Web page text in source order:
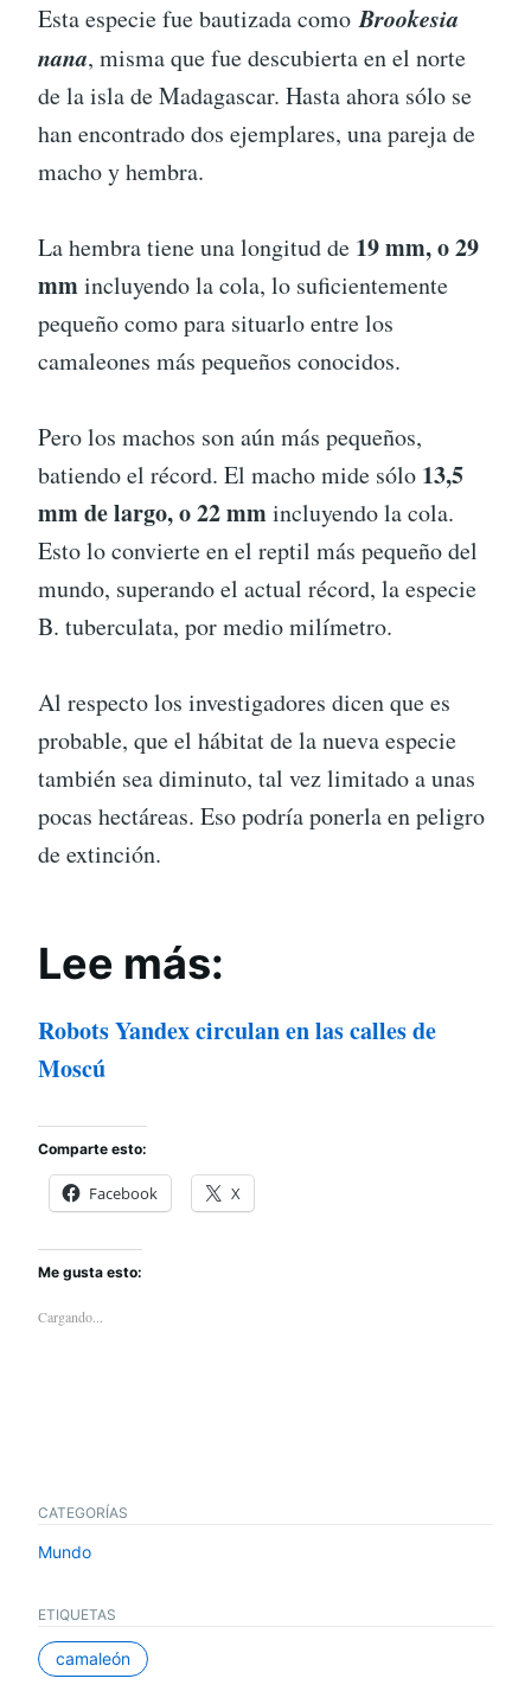
Esta especie fue bautizada comoBrookesia
nana, misma que fue descubierta en el norte
de la isla de Madagascar. Hasta ahora sólo se
han encontrado dos ejemplares, una pareja de
macho y hembra.
La hembra tiene una longitud de 19 mm, o 29
mmincluyendo la cola, lo suficientemente
pequeño como para situarlo entre los
camaleones más pequeños conocidos.
Pero los machos son aún más pequeños,
batiendo el récord. El macho mide sólo 13,5
mm de largo, o 22 mmincluyendo la cola.
Esto lo convierte en el reptil más pequeño del
mundo, superando el actual récord, la especie
B. tuberculata, por medio milímetro.
Al respecto los investigadores dicen que es
probable, que el hábitat de la nueva especie
también sea diminuto, tal vez limitado a unas
pocas hectáreas. Eso podría ponerla en peligro
de extinción.
Lee más:
Robots Yandex circulan en las calles de
Moscú
Comparte esto:
Facebook X
Me gusta esto:
Cargando...
CATEGORÍAS
Mundo
ETIQUETAS
camaleón